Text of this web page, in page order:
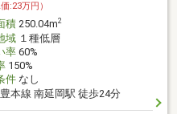
価:23万円）
積250.04m2
域１種低層
率60%
150%
件なし
本線 南延岡駅 徒歩24分